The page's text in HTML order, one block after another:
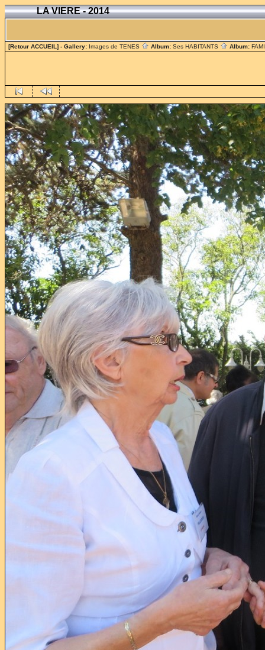
LA VIERE - 2014
[Retour ACCUEIL] - Gallery: Images de TENES Album: Ses HABITANTS Album: